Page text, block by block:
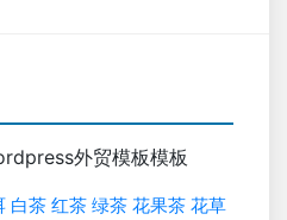
外贸模板模板
白茶 红茶 绿茶 花果茶 花草